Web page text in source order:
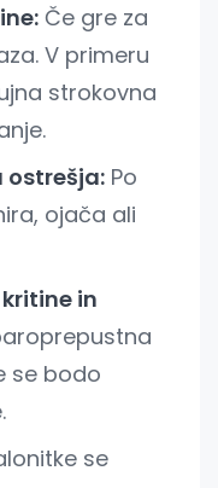
Če gre za
V primeru
strokovna
ostrešja: Po
ojača ali
in
se bodo
se